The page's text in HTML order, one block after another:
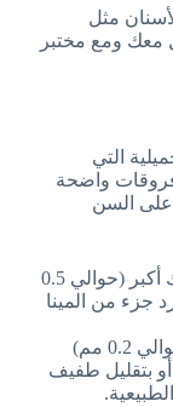
مثل
معك ومع مختبر
التي
واضحة
على السن
عبارة عن قشرة خزفية بسمك أكبر (حوالي 0.5
جزء من المينا
هو نوع أحدث بسمك أرق (حوالي 0.2 مم)
أو بتقليل طفيف